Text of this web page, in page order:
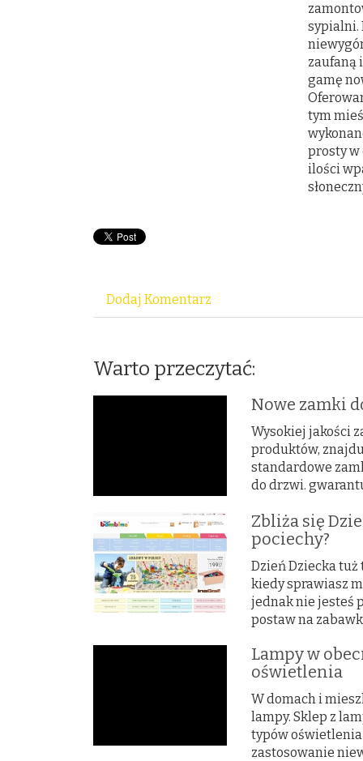
sypialni.
zaufaną
gamę
tym
prosty w
ilości
Dodaj Komentarz
Warto przeczytać:
Nowe zamki
Wysokiej jakości
produktów,
standardowe
do drzwi.
Zbliża się
pociechy?
Dzień Dziecka
kiedy sprawiasz
jednak nie jesteś
postaw na
Lampy w
oświetlenia
W domach i
lampy. Sklep z
typów oświetlenia
zastosowanie